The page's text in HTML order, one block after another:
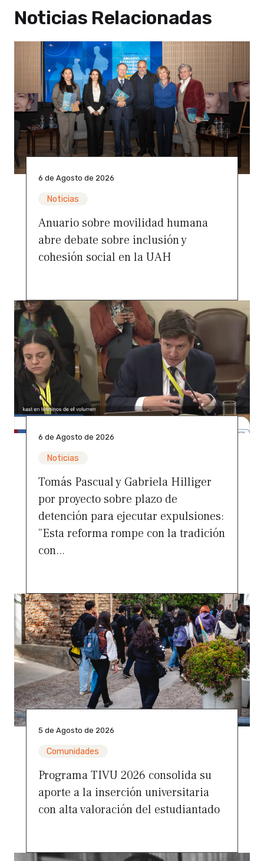
Noticias Relacionadas
6 de Agosto de 2026
Noticias
Anuario sobre movilidad humana
abre debate sobre inclusión y
cohesión social en la UAH
6 de Agosto de 2026
Noticias
Tomás Pascual y Gabriela Hilliger
por proyecto sobre plazo de
detención para ejecutar expulsiones:
“Esta reforma rompe con la tradición
con...
5 de Agosto de 2026
Comunidades
Programa TIVU 2026 consolida su
aporte a la inserción universitaria
con alta valoración del estudiantado